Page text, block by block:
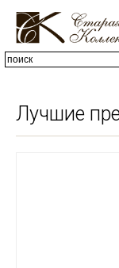
Лучшие